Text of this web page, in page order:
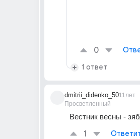
0
1 ответ
dmitrii_didenko_50
Просветленный
11лет
Вестник весны -
1